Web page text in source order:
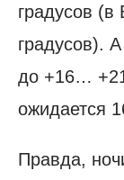
градусов (в
градусов).
до +16…
ожидается
Правда,